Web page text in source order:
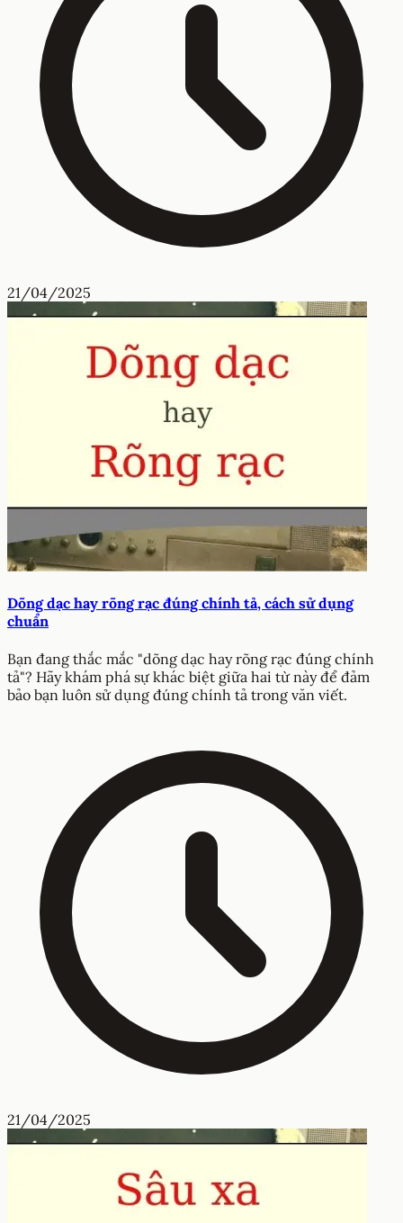
21/04/2025
Dõng dạc hay rõng rạc đúng chính tả, cách sử dụng
chuẩn
Bạn đang thắc mắc "dõng dạc hay rõng rạc đúng chính
tả"? Hãy khám phá sự khác biệt giữa hai từ này để đảm
bảo bạn luôn sử dụng đúng chính tả trong văn viết.
21/04/2025